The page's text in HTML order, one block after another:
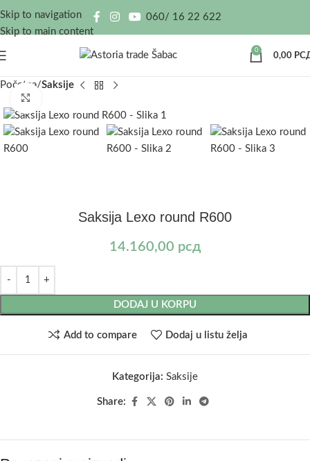
Skip to navigation
Skip to main content
060/ 16 22 622
0
0,00
Početna Saksije
Saksija Lexo round R600
14.160,00 рсд
DODAJ U KORPU
Add to compare Dodaj u listu želja
Kategorija: Saksije
Share: